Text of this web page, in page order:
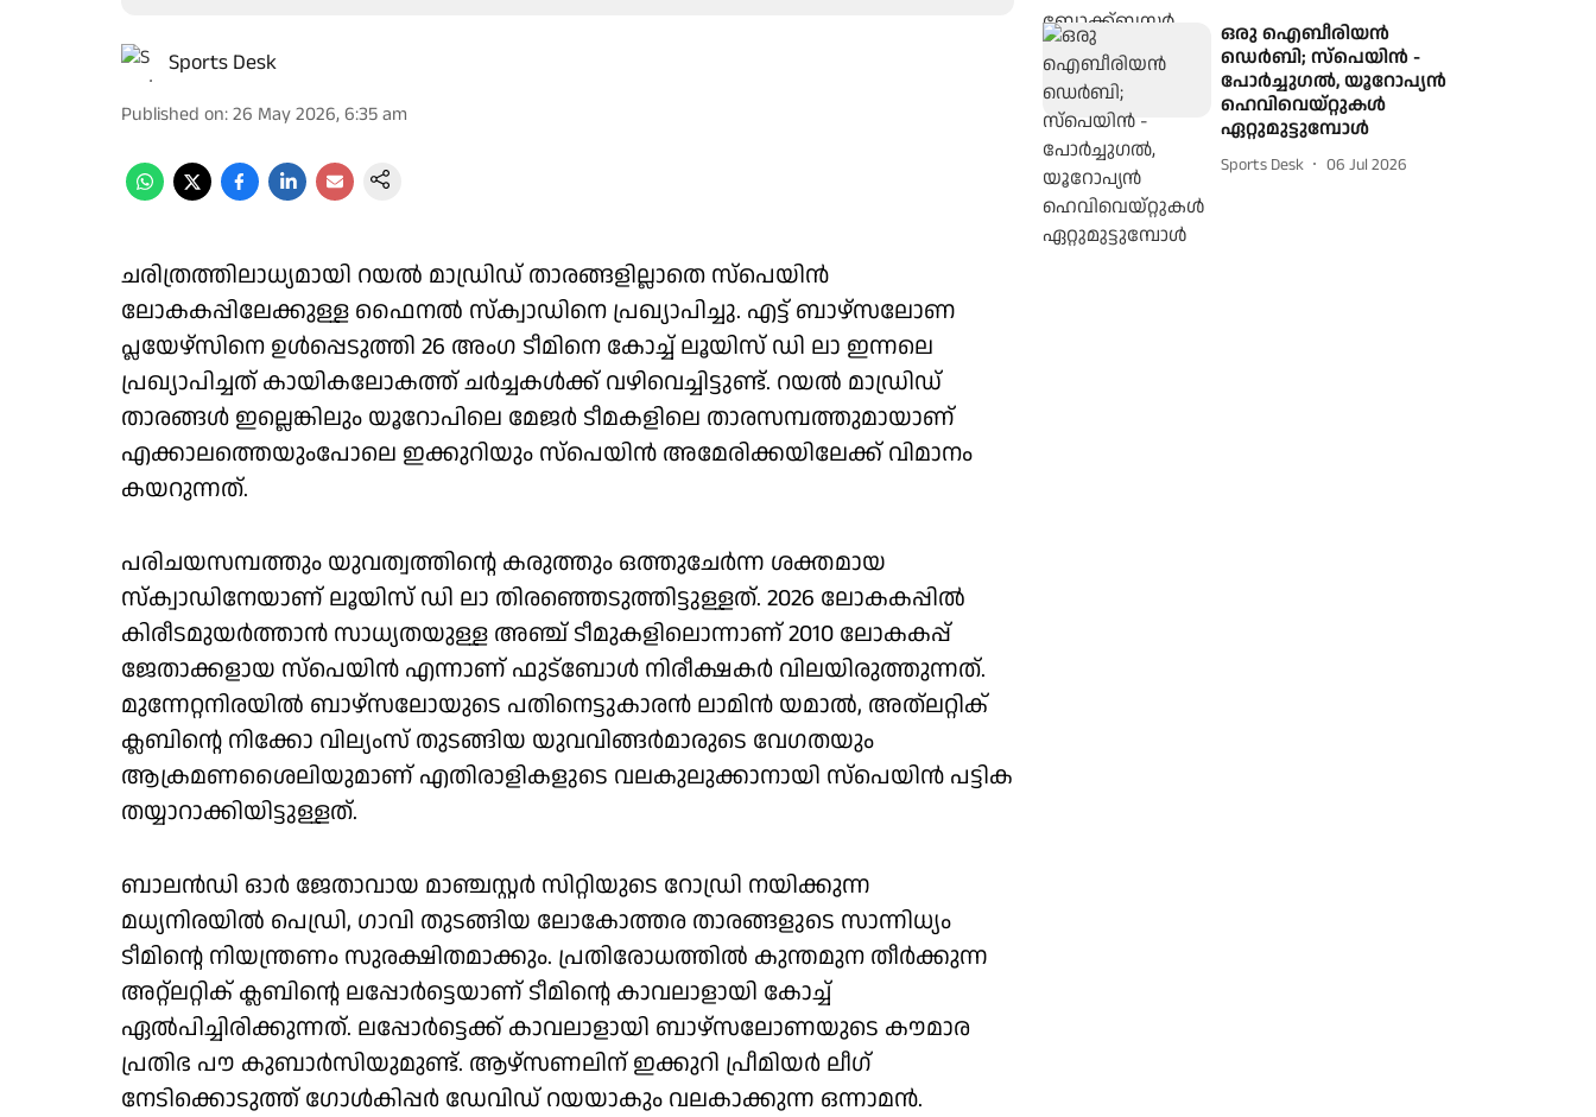
Sports Desk
Published on:26 May 2026, 6:35 am
ചരിത്രത്തിലാധ്യമായി റയല്‍ മാഡ്രിഡ് താരങ്ങളില്ലാതെ സ്‌പെയിന്‍
ലോകകപ്പിലേക്കുള്ള ഫൈനല്‍ സ്‌ക്വാഡിനെ പ്രഖ്യാപിച്ചു. എട്ട് ബാഴ്‌സലോണ
പ്ലയേഴ്‌സിനെ ഉള്‍പ്പെടുത്തി 26 അംഗ ടീമിനെ കോച്ച് ലൂയിസ് ഡി ലാ ഇന്നലെ
പ്രഖ്യാപിച്ചത് കായികലോകത്ത് ചര്‍ച്ചകള്‍ക്ക് വഴിവെച്ചിട്ടുണ്ട്. റയല്‍ മാഡ്രിഡ്
താരങ്ങള്‍ ഇല്ലെങ്കിലും യൂറോപിലെ മേജര്‍ ടീമകളിലെ താരസമ്പത്തുമായാണ്
എക്കാലത്തെയുംപോലെ ഇക്കുറിയും സ്‌പെയിന്‍ അമേരിക്കയിലേക്ക് വിമാനം
കയറുന്നത്.
പരിചയസമ്പത്തും യുവത്വത്തിന്റെ കരുത്തും ഒത്തുചേര്‍ന്ന ശക്തമായ
സ്‌ക്വാഡിനേയാണ് ലൂയിസ് ഡി ലാ തിരഞ്ഞെടുത്തിട്ടുള്ളത്. 2026 ലോകകപ്പില്‍
കിരീടമുയര്‍ത്താന്‍ സാധ്യതയുള്ള അഞ്ച് ടീമുകളിലൊന്നാണ് 2010 ലോകകപ്പ്
ജേതാക്കളായ സ്‌പെയിന്‍ എന്നാണ് ഫുട്‌ബോള്‍ നിരീക്ഷകര്‍ വിലയിരുത്തുന്നത്.
മുന്നേറ്റനിരയില്‍ ബാഴ്‌സലോയുടെ പതിനെട്ടുകാരന്‍ ലാമിന്‍ യമാല്‍, അത്‌ലറ്റിക്
ക്ലബിന്റെ നിക്കോ വില്യംസ് തുടങ്ങിയ യുവവിങ്ങര്‍മാരുടെ വേഗതയും
ആക്രമണശൈലിയുമാണ് എതിരാളികളുടെ വലകുലുക്കാനായി സ്‌പെയിന്‍ പട്ടിക
തയ്യാറാക്കിയിട്ടുള്ളത്.
ബാലന്‍ഡി ഓര്‍ ജേതാവായ മാഞ്ചസ്റ്റര്‍ സിറ്റിയുടെ റോഡ്രി നയിക്കുന്ന
മധ്യനിരയില്‍ പെഡ്രി, ഗാവി തുടങ്ങിയ ലോകോത്തര താരങ്ങളുടെ സാന്നിധ്യം
ടീമിന്റെ നിയന്ത്രണം സുരക്ഷിതമാക്കും. പ്രതിരോധത്തില്‍ കുന്തമുന തീര്‍ക്കുന്ന
അറ്റ്‌ലറ്റിക് ക്ലബിന്റെ ലപ്പോര്‍ട്ടെയാണ് ടീമിന്റെ കാവലാളായി കോച്ച്
ഏല്‍പിച്ചിരിക്കുന്നത്. ലപ്പോര്‍ട്ടെക്ക് കാവലാളായി ബാഴ്സലോണയുടെ കൗമാര
പ്രതിഭ പൗ കുബാര്‍സിയുമുണ്ട്. ആഴ്‌സണലിന് ഇക്കുറി പ്രീമിയര്‍ ലീഗ്
നേടിക്കൊടുത്ത് ഗോള്‍കിപ്പര്‍ ഡേവിഡ് റയയാകും വലകാക്കുന്ന ഒന്നാമന്‍.
ഒരു ഐബീരിയന്‍
ഡെര്‍ബി; സ്‌പെയിന്‍ -
പോര്‍ച്ചുഗല്‍, യൂറോപ്യന്‍
ഹെവിവെയ്റ്റുകള്‍
ഏറ്റുമുട്ടുമ്പോള്‍
Sports Desk 06 Jul 2026